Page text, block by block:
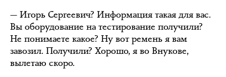
— Игорь Сергеевич? Информация такая для вас.
Вы оборудование на тестирование получили?
Не понимаете какое? Ну вот ремень я вам
завозил. Получили? Хорошо, я во Внукове,
вылетаю скоро.